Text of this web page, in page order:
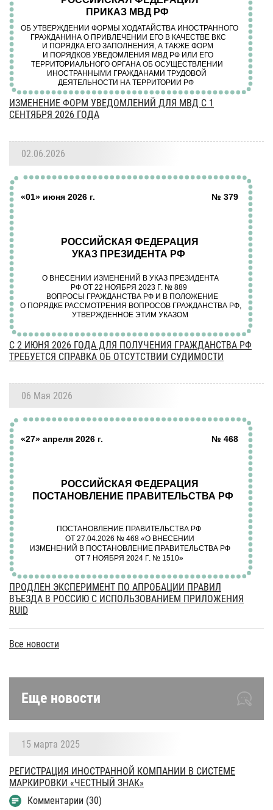
ИЗМЕНЕНИЕ ФОРМ УВЕДОМЛЕНИЙ ДЛЯ МВД С 1
СЕНТЯБРЯ 2026 ГОДА
02.06.2026
С 2 ИЮНЯ 2026 ГОДА ДЛЯ ПОЛУЧЕНИЯ ГРАЖДАНСТВА РФ
ТРЕБУЕТСЯ СПРАВКА ОБ ОТСУТСТВИИ СУДИМОСТИ
06 Мая 2026
ПРОДЛЕН ЭКСПЕРИМЕНТ ПО АПРОБАЦИИ ПРАВИЛ
ВЪЕЗДА В РОССИЮ С ИСПОЛЬЗОВАНИЕМ ПРИЛОЖЕНИЯ
RUID
Все новости
Еще новости
15 марта 2025
РЕГИСТРАЦИЯ ИНОСТРАННОЙ КОМПАНИИ В СИСТЕМЕ
МАРКИРОВКИ «ЧЕСТНЫЙ ЗНАК»
Комментарии (30)